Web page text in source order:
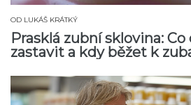
OD LUKÁŠ KRÁTKÝ
Prasklá zubní sklovina:
zastavit a kdy běžet k